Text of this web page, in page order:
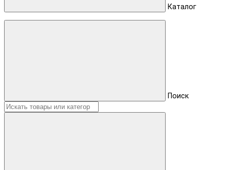
Каталог
Поиск